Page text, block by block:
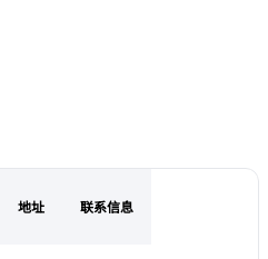
地址 联系信息